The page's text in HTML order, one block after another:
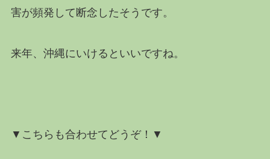
害が頻発して断念したそうです。
来年、沖縄にいけるといいですね。
▼こちらも合わせてどうぞ！▼